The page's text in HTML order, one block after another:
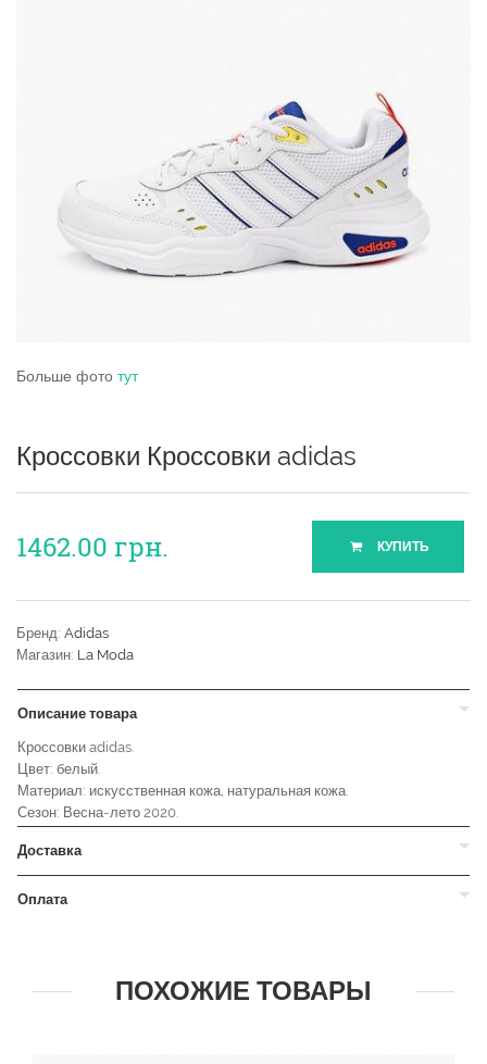
Больше фото тут
Кроссовки Кроссовки adidas
1462.00 грн. КУПИТЬ
Бренд: Adidas
Магазин: La Moda
Описание товара
Кроссовки adidas.
Цвет: белый.
Материал: искусственная кожа, натуральная кожа.
Сезон: Весна-лето 2020.
Доставка
Оплата
ПОХОЖИЕ ТОВАРЫ